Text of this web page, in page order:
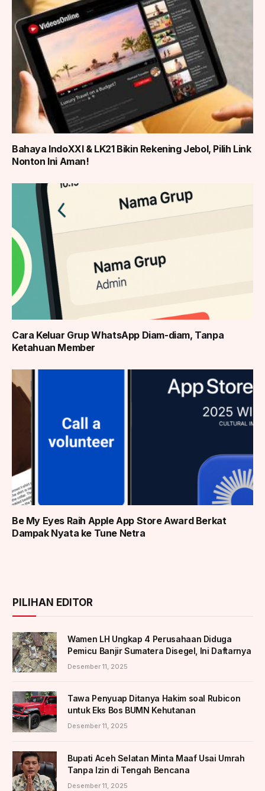
Bahaya IndoXXI & LK21 Bikin Rekening Jebol, Pilih Link
Nonton Ini Aman!
Cara Keluar Grup WhatsApp Diam-diam, Tanpa
Ketahuan Member
Be My Eyes Raih Apple App Store Award Berkat
Dampak Nyata ke Tune Netra
PILIHAN EDITOR
Wamen LH Ungkap 4 Perusahaan Diduga
Pemicu Banjir Sumatera Disegel, Ini Daftarnya
Desember 11, 2025
Tawa Penyuap Ditanya Hakim soal Rubicon
untuk Eks Bos BUMN Kehutanan
Desember 11, 2025
Bupati Aceh Selatan Minta Maaf Usai Umrah
Tanpa Izin di Tengah Bencana
Desember 11, 2025